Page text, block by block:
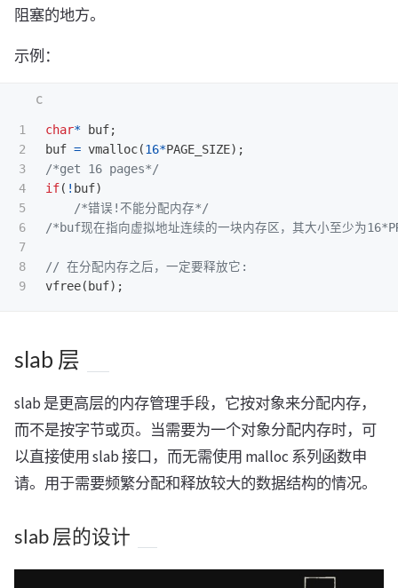
阻塞的地方。
示例：
1
2
3
4
5
6
7
8
char* buf;
buf = vmalloc(16*PAGE_SIZE);
/*get 16 pages*/
if( ! buf)
/*错误!不能分配内存*/
/*buf现在指向虚拟地址连续的一块内存区，其大小至少为
// 在分配内存之后，一定要释放它:
vfree( buf);
slab 层
slab 是更高层的内存管理手段，它按对象来分配内存，
而不是按字节或页。当需要为一个对象分配内存时，可
以直接使用 slab 接口，而无需使用 malloc 系列函数申
请。用于需要频繁分配和释放较大的数据结构的情况。
slab 层的设计